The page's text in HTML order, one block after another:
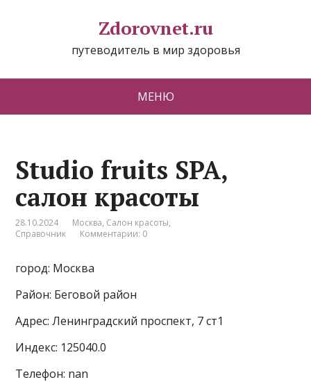
Zdorovnet.ru
путеводитель в мир здоровья
МЕНЮ
Studio fruits SPA,
салон красоты
28.10.2024 Москва, Салон красоты,
Справочник
Комментарии: 0
город: Москва
Район: Беговой район
Адрес: Ленинградский проспект, 7 ст1
Индекс: 125040.0
Телефон: nan